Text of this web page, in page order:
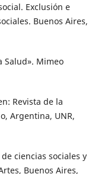
Exclusión e
Buenos Aires,
Salud». Mimeo
Revista de la
Argentina, UNR,
ciencias sociales y
Buenos Aires,